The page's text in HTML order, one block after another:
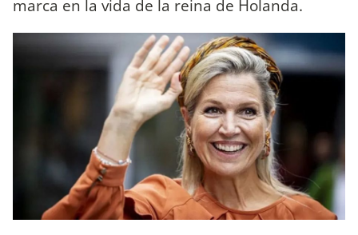
marca en la vida de la reina de Holanda.